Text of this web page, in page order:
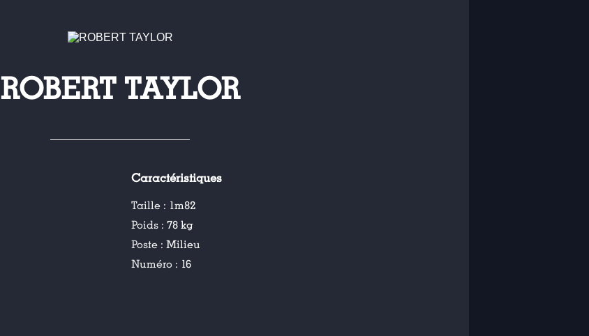
ROBERT TAYLOR
Caractéristiques
Taille : 1m82
Poids :78 kg
Poste :Milieu
Numéro : 16